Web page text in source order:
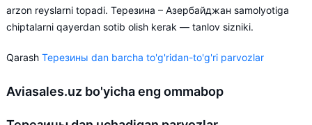
arzon reyslarni topadi. Терезина – Азербайджан samolyotiga
chiptalarni qayerdan sotib olish kerak — tanlov sizniki.
Qarash Терезины dan barcha to'g'ridan-to'g'ri parvozlar
Aviasales.uz bo'yicha eng ommabop